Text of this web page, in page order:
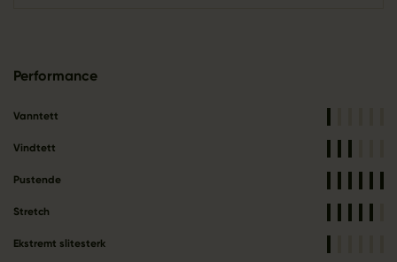
Performance
Vanntett
Vindtett
Pustende
Stretch
Ekstremt slitesterk